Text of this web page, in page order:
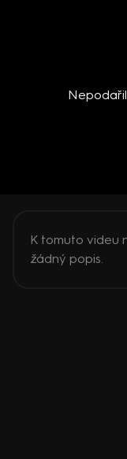
K tomuto videu
žádný popis.